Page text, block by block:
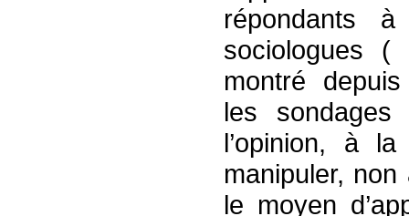
répondants
sociologues (
montré
les sondages
l’opinion, à
manipuler,
le moyen